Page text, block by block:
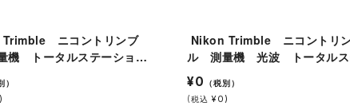
トータルステーショ
C3 三脚付（プリズム・
ルなし）
）
ル 測量機 光波 トータルス
ション NST-505C 本体のみ
¥0 （税別）
(税込 ¥0)